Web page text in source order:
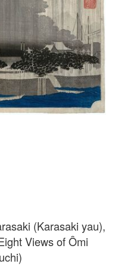
(Karasaki yau),
Views of Ômi